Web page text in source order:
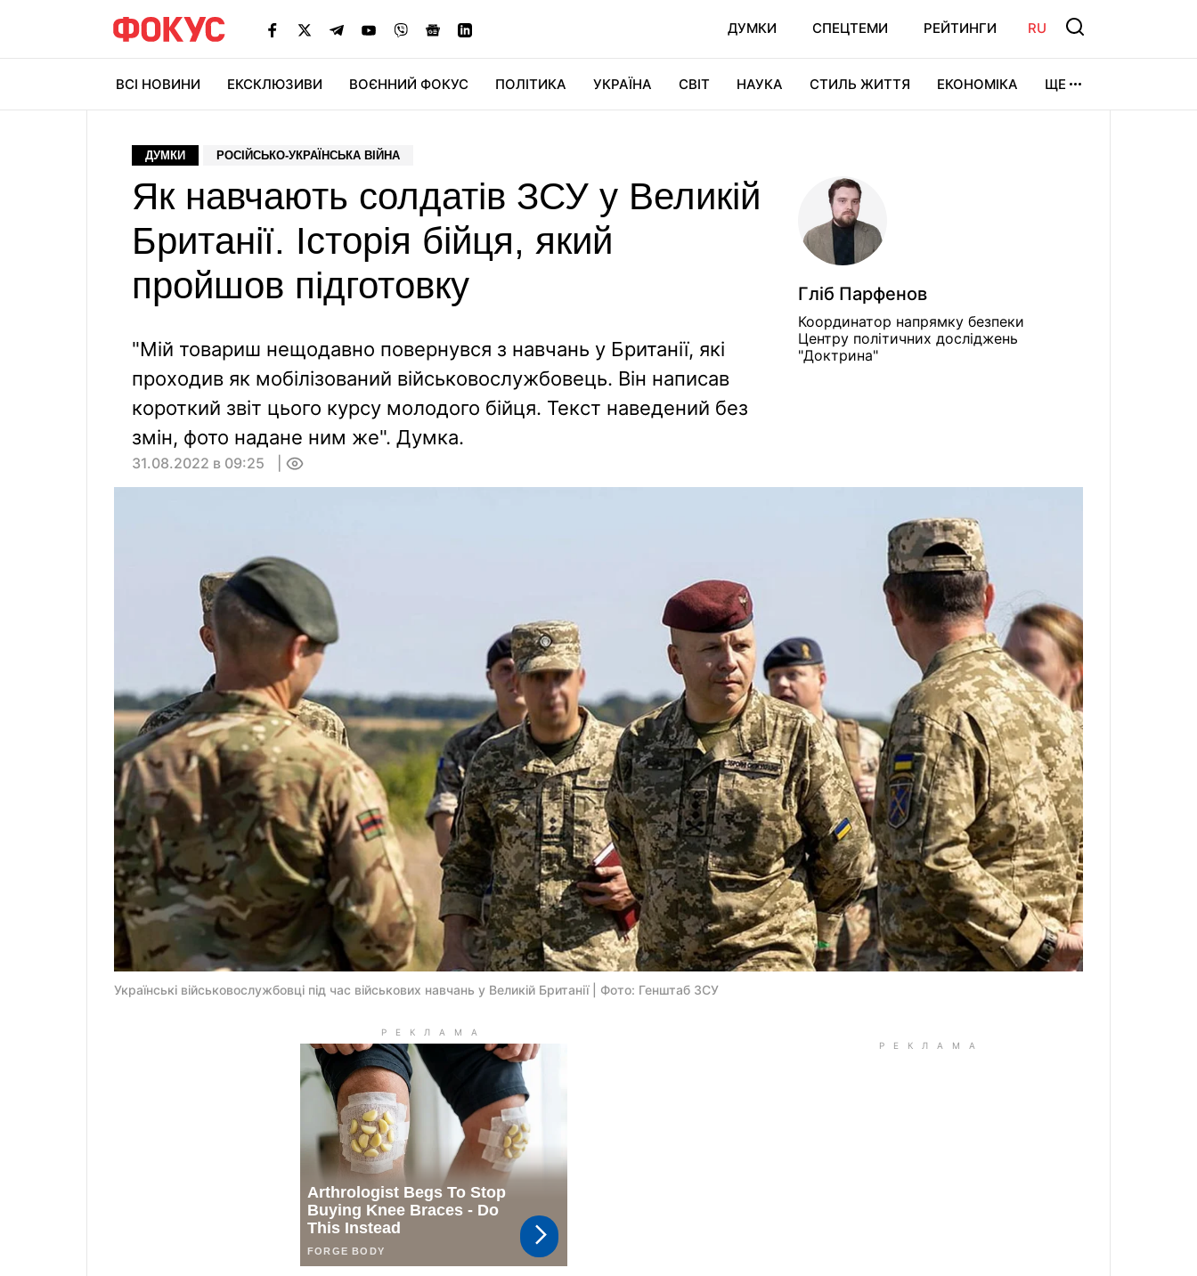
ДУМКИ СПЕЦТЕМИ РЕЙТИНГИ RU
ВСІ НОВИНИ ЕКСКЛЮЗИВИ ВОЄННИЙ ФОКУС ПОЛІТИКА УКРАЇНА СВІТ НАУКА СТИЛЬ ЖИТТЯ ЕКОНОМІКА ЩЕ
ДУМКИ РОСІЙСЬКО-УКРАЇНСЬКА ВІЙНА
Як навчають солдатів ЗСУ у Великій
Британії. Історія бійця, який
пройшов підготовку
"Мій товариш нещодавно повернувся з навчань у Британії, які
проходив як мобілізований військовослужбовець. Він написав
короткий звіт цього курсу молодого бійця. Текст наведений без
змін, фото надане ним же". Думка.
Гліб Парфенов
Координатор напрямку безпеки
Центру політичних досліджень
"Доктрина"
31.08.2022 в 09:25
Українські військовослужбовці під час військових навчань у Великій Британії | Фото: Генштаб ЗСУ